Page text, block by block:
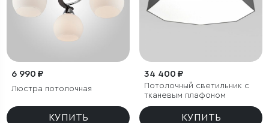
6 990 ₽
Люстра потолочная
КУПИТЬ
34 400 ₽
Потолочный светильник с
тканевым плафоном
КУПИТЬ